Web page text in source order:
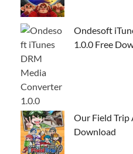
Ondesoft
1.0.0 Free
Our Field Trip
Download